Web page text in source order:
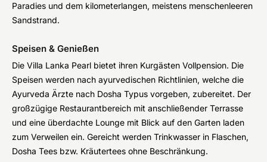
Paradies und dem kilometerlangen, meistens menschenleeren
Sandstrand.
Speisen & Genießen
Die Villa Lanka Pearl bietet ihren Kurgästen Vollpension. Die
Speisen werden nach ayurvedischen Richtlinien, welche die
Ayurveda Ärzte nach Dosha Typus vorgeben, zubereitet. Der
großzügige Restaurantbereich mit anschließender Terrasse
und eine überdachte Lounge mit Blick auf den Garten laden
zum Verweilen ein. Gereicht werden Trinkwasser in Flaschen,
Dosha Tees bzw. Kräutertees ohne Beschränkung.